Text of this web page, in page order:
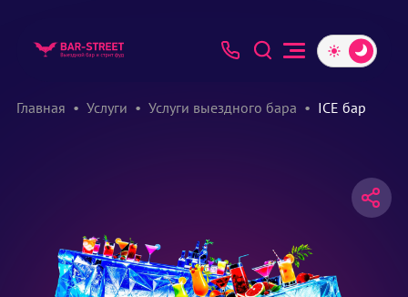
Главная Услуги Услуги выездного бара ICE бар